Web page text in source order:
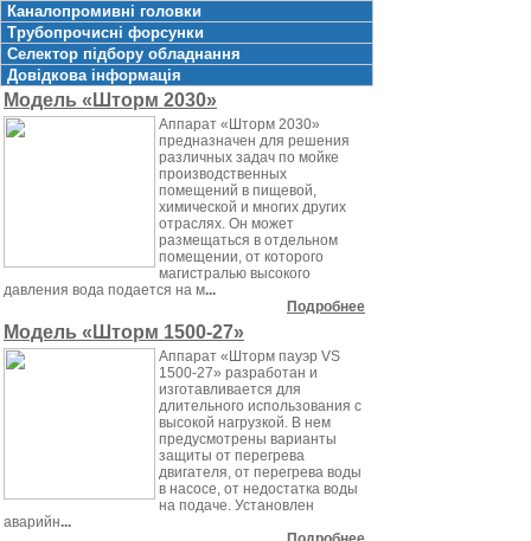
Каналопромивні головки
Трубопрочисні форсунки
Селектор підбору обладнання
Довідкова інформація
Модель «Шторм 2030»
Аппарат «Шторм 2030»
предназначен для решения
различных задач по мойке
производственных
помещений в пищевой,
химической и многих других
отраслях. Он может
размещаться в отдельном
помещении, от которого
магистралью высокого
давления вода подается на м...
Подробнее
Модель «Шторм 1500-27»
Аппарат «Шторм пауэр VS
1500-27» разработан и
изготавливается для
длительного использования с
высокой нагрузкой. В нем
предусмотрены варианты
защиты от перегрева
двигателя, от перегрева воды
в насосе, от недостатка воды
на подаче. Установлен
аварийн...